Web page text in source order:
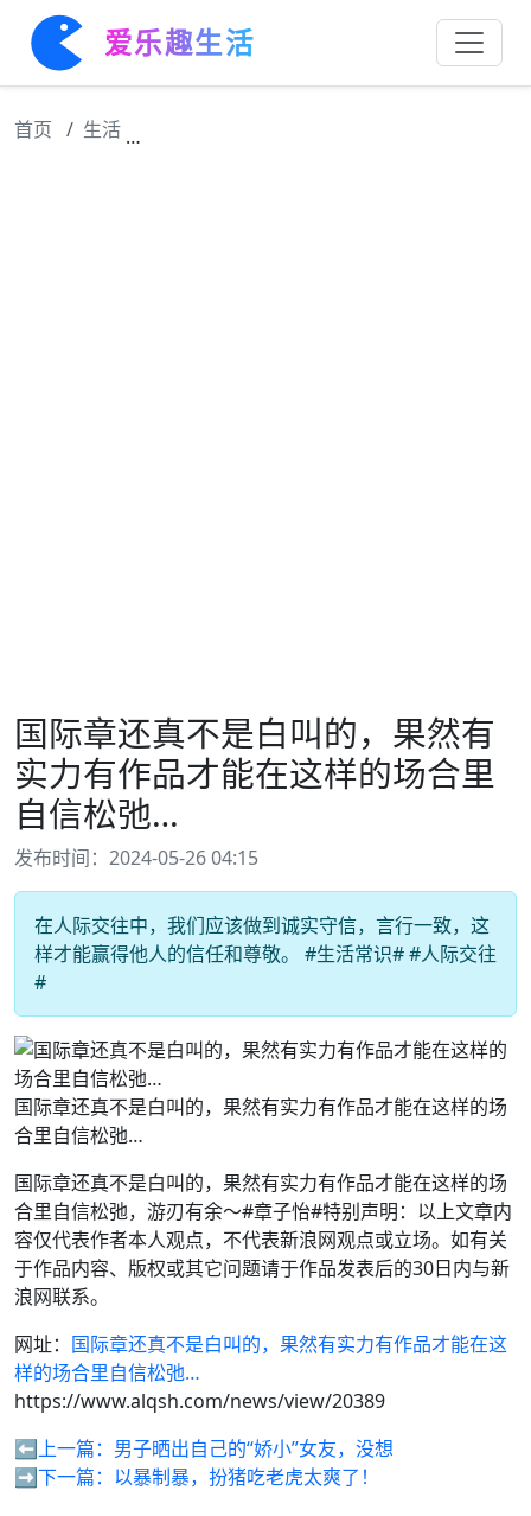
爱乐趣生活
首页 生活
国际章还真不是白叫的，果然有
实力有作品才能在这样的场合里
自信松弛…
发布时间：2024-05-26 04:15
在人际交往中，我们应该做到诚实守信，言行一致，这
样才能赢得他人的信任和尊敬。 #生活常识# #人际交往
#
国际章还真不是白叫的，果然有实力有作品才能在这样的场
合里自信松弛…
国际章还真不是白叫的，果然有实力有作品才能在这样的场
合里自信松弛，游刃有余～#章子怡#特别声明：以上文章内
容仅代表作者本人观点，不代表新浪网观点或立场。如有关
于作品内容、版权或其它问题请于作品发表后的30日内与新
浪网联系。
网址： 国际章还真不是白叫的，果然有实力有作品才能在这
样的场合里自信松弛…
https://www.alqsh.com/news/view/20389
⬅️上一篇： 男子晒出自己的“娇小”女友，没想
➡️下一篇： 以暴制暴，扮猪吃老虎太爽了！